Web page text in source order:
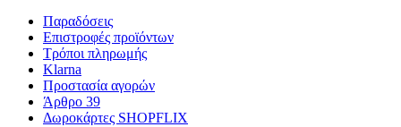
Παραδόσεις
Επιστροφές προϊόντων
Τρόποι πληρωμής
Klarna
Προστασία αγορών
Άρθρο 39
Δωροκάρτες SHOPFLIX